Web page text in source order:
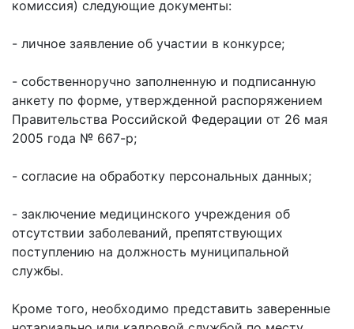
комиссия) следующие документы:
- личное заявление об участии в конкурсе;
- собственноручно заполненную и подписанную
анкету по форме, утвержденной распоряжением
Правительства Российской Федерации от 26 мая
2005 года № 667-р;
- согласие на обработку персональных данных;
- заключение медицинского учреждения об
отсутствии заболеваний, препятствующих
поступлению на должность муниципальной
службы.
Кроме того, необходимо представить заверенные